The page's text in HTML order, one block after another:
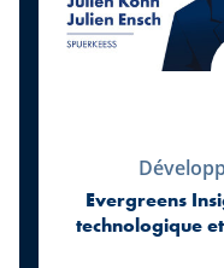
Evergreens
technologique